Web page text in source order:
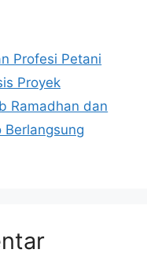
Profesi Petani
Proyek
Ramadhan dan
Berlangsung